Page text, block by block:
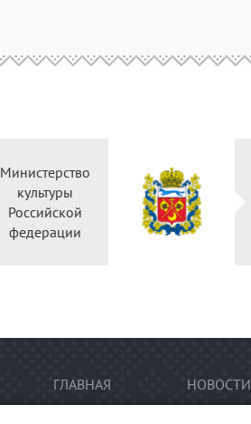
Министерство
культуры
Российской
федерации
ГЛАВНАЯ НОВОСТИ